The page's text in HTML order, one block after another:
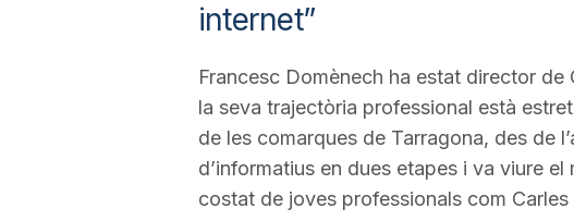
e
internet”
Francesc Domènech ha estat director
la seva trajectòria professional està
de les comarques de Tarragona, des de
d’informatius en dues etapes i va viure
costat de joves professionals com